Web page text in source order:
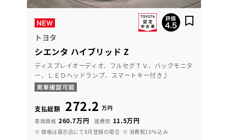
トヨタ
シエンタ ハイブリッド Z
ディスプレイオーディオ、フルセグＴＶ、バックモニタ
ー、ＬＥＤヘッドランプ、スマートキー付き♪
支払総額 272.2 万円
車両価格 260.7万円 諸費用 11.5万円
※ 価格は展示店にて8月登録の場合 ※ 消費税10％込み